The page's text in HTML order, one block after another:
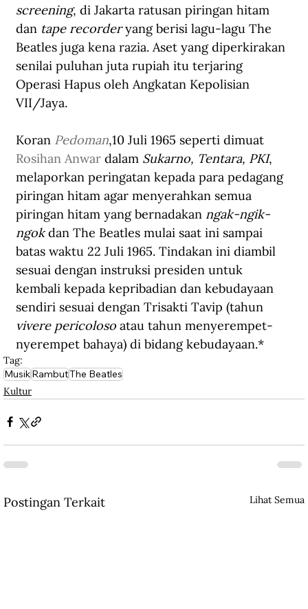
screening, di Jakarta ratusan piringan hitam
dan tape recorder yang berisi lagu-lagu The
Beatles juga kena razia. Aset yang diperkirakan
senilai puluhan juta rupiah itu terjaring
Operasi Hapus oleh Angkatan Kepolisian
VII/Jaya.
Koran Pedoman,10 Juli 1965 seperti dimuat
Rosihan Anwar dalam Sukarno, Tentara, PKI,
melaporkan peringatan kepada para pedagang
piringan hitam agar menyerahkan semua
piringan hitam yang bernadakan ngak-ngik-
ngok dan The Beatles mulai saat ini sampai
batas waktu 22 Juli 1965. Tindakan ini diambil
sesuai dengan instruksi presiden untuk
kembali kepada kepribadian dan kebudayaan
sendiri sesuai dengan Trisakti Tavip (tahun
vivere pericoloso atau tahun menyerempet-
nyerempet bahaya) di bidang kebudayaan.*
Tag:
MusikRambutThe Beatles
Kultur
Postingan Terkait Lihat Semua